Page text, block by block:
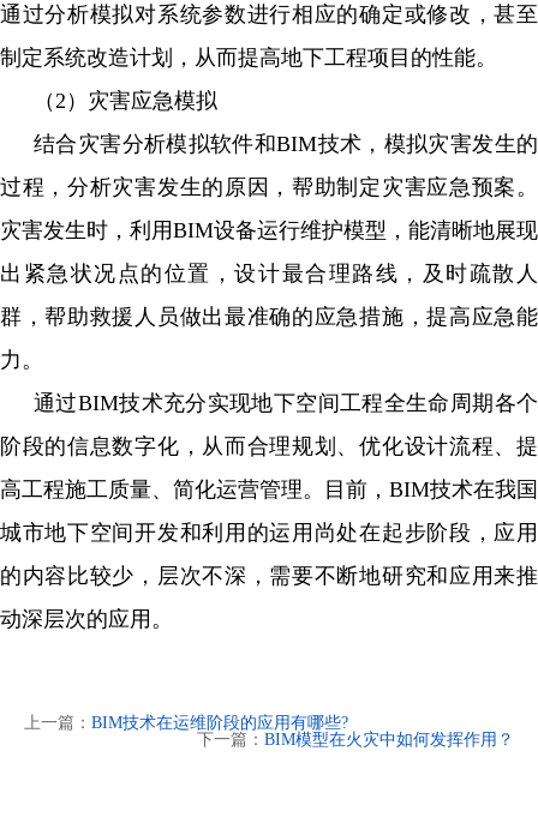
通过分析模拟对系统参数进行相应的确定或修改，甚至
制定系统改造计划，从而提高地下工程项目的性能。
（2）灾害应急模拟
结合灾害分析模拟软件和BIM技术，模拟灾害发生的
过程，分析灾害发生的原因，帮助制定灾害应急预案。
灾害发生时，利用BIM设备运行维护模型，能清晰地展现
出紧急状况点的位置，设计最合理路线，及时疏散人
群，帮助救援人员做出最准确的应急措施，提高应急能
力。
通过BIM技术充分实现地下空间工程全生命周期各个
阶段的信息数字化，从而合理规划、优化设计流程、提
高工程施工质量、简化运营管理。目前，BIM技术在我国
城市地下空间开发和利用的运用尚处在起步阶段，应用
的内容比较少，层次不深，需要不断地研究和应用来推
动深层次的应用。
上一篇： BIM技术在运维阶段的应用有哪些?
下一篇： BIM模型在火灾中如何发挥作用？